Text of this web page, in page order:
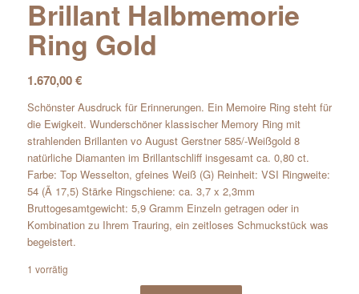
Brillant Halbmemorie
Ring Gold
1.670,00€
Schönster Ausdruck für Erinnerungen. Ein Memoire Ring steht für
die Ewigkeit. Wunderschöner klassischer Memory Ring mit
strahlenden Brillanten vo August Gerstner 585/-Weißgold 8
natürliche Diamanten im Brillantschliff insgesamt ca. 0,80 ct.
Farbe: Top Wesselton, gfeines Weiß (G) Reinheit: VSI Ringweite:
54 (Ã 17,5) Stärke Ringschiene: ca. 3,7 x 2,3mm
Bruttogesamtgewicht: 5,9 Gramm Einzeln getragen oder in
Kombination zu Ihrem Trauring, ein zeitloses Schmuckstück was
begeistert.
1 vorrätig